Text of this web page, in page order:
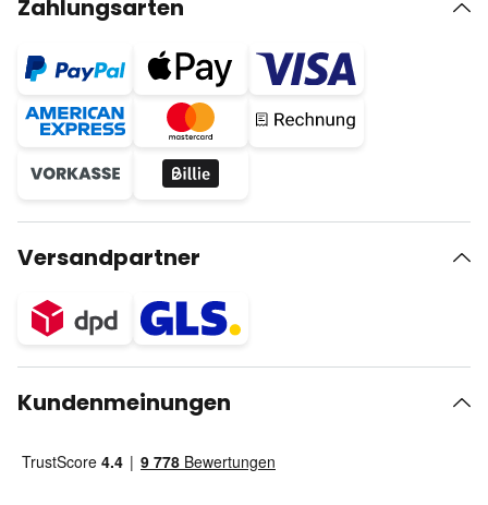
Zahlungsarten
Versandpartner
Kundenmeinungen